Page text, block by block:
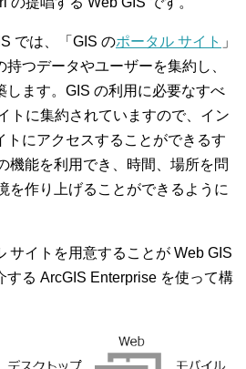
では、「GIS のポータル サイト 」
つデータやユーザーを集約し、
します。GIS の利用に必要なすべ
トに集約されていますので、イン
トにアクセスすることができるす
機能を利用でき、時間、場所を問
を作り上げることができるように
サイトを用意することが Web GIS
する ArcGIS Enterprise を使って構